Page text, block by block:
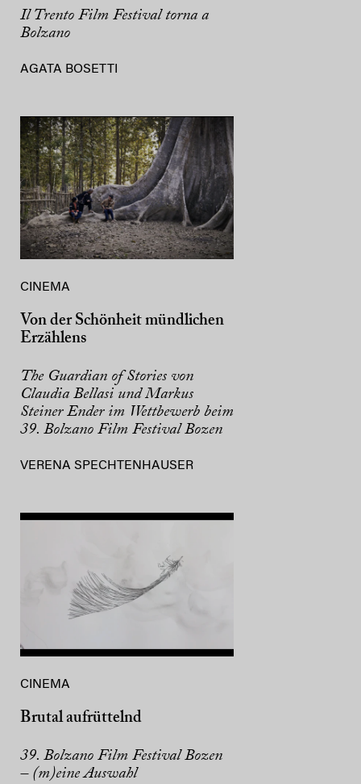
Il Trento Film Festival torna a
Bolzano
AGATA BOSETTI
CINEMA
Von der Schönheit mündlichen
Erzählens
The Guardian of Stories von
Claudia Bellasi und Markus
Steiner Ender im Wettbewerb beim
39. Bolzano Film Festival Bozen
VERENA SPECHTENHAUSER
CINEMA
Brutal aufrüttelnd
39. Bolzano Film Festival Bozen
– (m)eine Auswahl